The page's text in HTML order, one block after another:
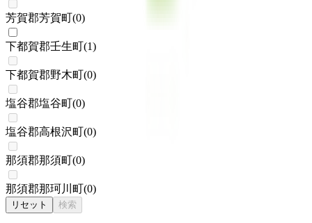
芳賀郡芳賀町(0)
下都賀郡壬生町(1)
下都賀郡野木町(0)
塩谷郡塩谷町(0)
塩谷郡高根沢町(0)
那須郡那須町(0)
那須郡那珂川町(0)
リセット 検索